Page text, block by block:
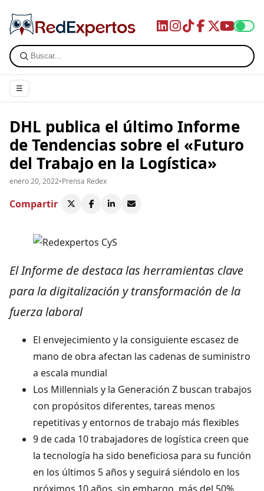
☰
DHL publica el último Informe
de Tendencias sobre el «Futuro
del Trabajo en la Logística»
enero 20, 2022•Prensa Redex
Compartir
El Informe de destaca las herramientas clave
para la digitalización y transformación de la
fuerza laboral
El envejecimiento y la consiguiente escasez de
mano de obra afectan las cadenas de suministro
a escala mundial
Los Millennials y la Generación Z buscan trabajos
con propósitos diferentes, tareas menos
repetitivas y entornos de trabajo más flexibles
9 de cada 10 trabajadores de logística creen que
la tecnología ha sido beneficiosa para su función
en los últimos 5 años y seguirá siéndolo en los